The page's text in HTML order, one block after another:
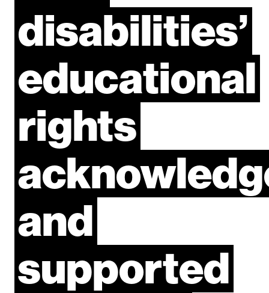
disabilities’
educational
rights
and
supported